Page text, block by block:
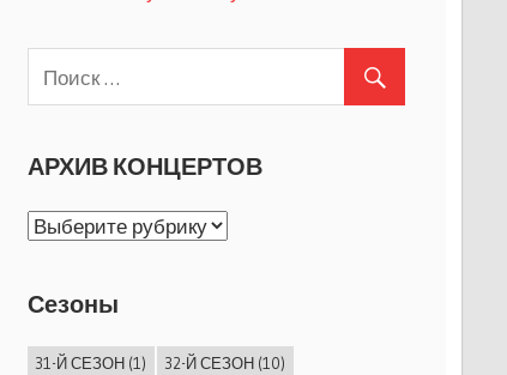
АРХИВ КОНЦЕРТОВ
АРХИВ
Сезоны
31-Й СЕЗОН (1) 32-Й СЕЗОН (10)